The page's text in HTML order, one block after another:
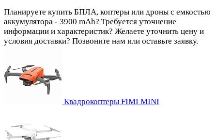
Планируете купить БПЛА, коптеры или дроны с емкостью
аккумулятора - 3900 mAh? Требуется уточнение
информации и характеристик? Желаете уточнить цену и
условия доставки? Позвоните нам или оставьте заявку.
Квадрокоптеры FIMI MINI